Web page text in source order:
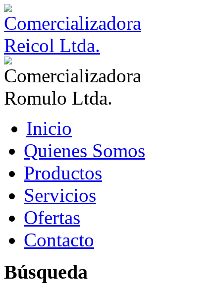
Inicio
Quienes Somos
Productos
Servicios
Ofertas
Contacto
Búsqueda